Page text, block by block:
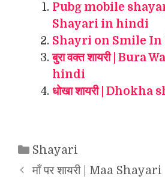
Pubg mobile
Shayari in hindi
Shayri on Smile
बुरा वक्त शायरी | Bura
hindi
धोखा शायरी |
Categories
Shayari
माँ पर शायरी | Maa Shayari